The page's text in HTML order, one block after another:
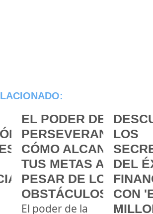
EL PODER DE LA
PERSEVERANCIA:
CÓMO ALCANZAR
TUS METAS A
PESAR DE LOS
OBSTÁCULOS
El poder de la
LOS
DEL
CON